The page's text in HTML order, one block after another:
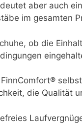
aber auch
im gesamten
ob die
die Qualität